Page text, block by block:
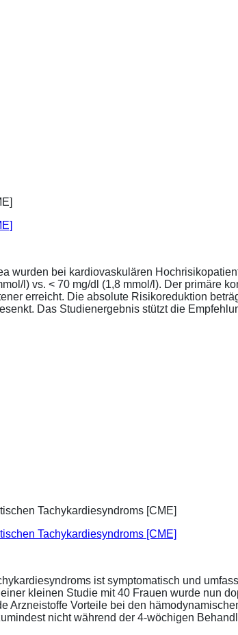
wurden bei kardiovaskulären
l) vs. < 70 mg/dl (1,8 mmol/l). Der primäre
erreicht. Die absolute Risikoreduktion
Das Studienergebnis stützt die
Tachykardiesyndroms [CME]
ist symptomatisch und
kleinen Studie mit 40 Frauen wurde nun
Arzneistoffe Vorteile bei den
nicht während der 4-wöchigen